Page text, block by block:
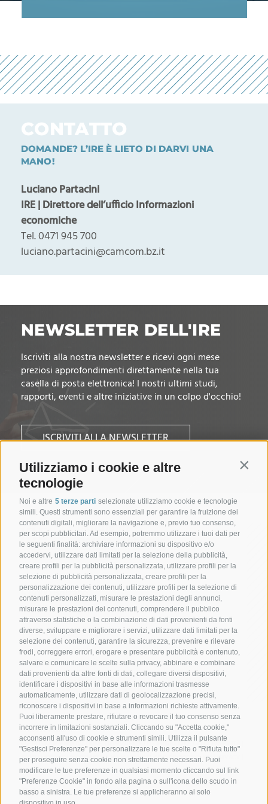
Utilizziamo i cookie e altre
tecnologie
Noi e altre 5 terze parti selezionate utilizziamo cookie e tecnologie
simili. Questi strumenti sono essenziali per garantire la fruizione dei
contenuti digitali, migliorare la navigazione e, previo tuo consenso,
per scopi pubblicitari. Ad esempio, potremmo utilizzare i tuoi dati per
le seguenti finalità: archiviare informazioni su dispositivo e/o
accedervi, utilizzare dati limitati per la selezione della pubblicità,
creare profili per la pubblicità personalizzata, utilizzare profili per la
selezione di pubblicità personalizzata, creare profili per la
personalizzazione dei contenuti, utilizzare profili per la selezione di
contenuti personalizzati, misurare le prestazioni degli annunci,
misurare le prestazioni dei contenuti, comprendere il pubblico
attraverso statistiche o la combinazione di dati provenienti da fonti
diverse, sviluppare e migliorare i servizi, utilizzare dati limitati per la
selezione dei contenuti, garantire la sicurezza, prevenire e rilevare
frodi, correggere errori, erogare e presentare pubblicità e contenuto,
salvare e comunicare le scelte sulla privacy, abbinare e combinare
dati provenienti da altre fonti di dati, collegare diversi dispositivi,
identificare i dispositivi in base alle informazioni trasmesse
automaticamente, utilizzare dati di geolocalizzazione precisi,
riconoscere i dispositivi in base a informazioni richieste attivamente.
Puoi liberamente prestare, rifiutare o revocare il tuo consenso senza
incorrere in limitazioni sostanziali. Cliccando su "Accetta cookie,"
acconsenti all'uso di cookie e strumenti simili. Utilizza il pulsante
"Gestisci Preferenze" per personalizzare le tue scelte o "Rifiuta tutto"
per proseguire senza cookie non strettamente necessari. Puoi
modificare le tue preferenze in qualsiasi momento cliccando sul link
"Preferenze Cookie" in fondo alla pagina o sull'icona dello scudo in
basso a sinistra. Le tue preferenze si applicheranno al solo
CONTATTO
DOMANDE? L’IRE È LIETO DI DARVI UNA
MANO!
Luciano Partacini
IRE | Direttore dell’ufficio Informazioni
economiche
Tel. 0471 945 700
luciano.partacini@camcom.bz.it
NEWSLETTER DELL'IRE
Iscriviti alla nostra newsletter e ricevi ogni mese
preziosi approfondimenti direttamente nella tua
casella di posta elettronica! I nostri ultimi studi,
rapporti, eventi e altre iniziative in un colpo d'occhio!
ISCRIVITI ALLA NEWSLETTER
I-39100 Bolzano
via Alto Adige 60
T +39 0471 945 708
ire@camcom.bz.it
P. IVA: 01716880214
CREDITS|AMMINISTRAZIONE TRASPARENTE| DICHIARAZIONE DI ACCESSIBILITÀ
SEGNALAZIONE|INFORMATIVA IA|MAPPA DEL SITO COOKIE POLICY PRIVACY
PREFERENZE COOKIES